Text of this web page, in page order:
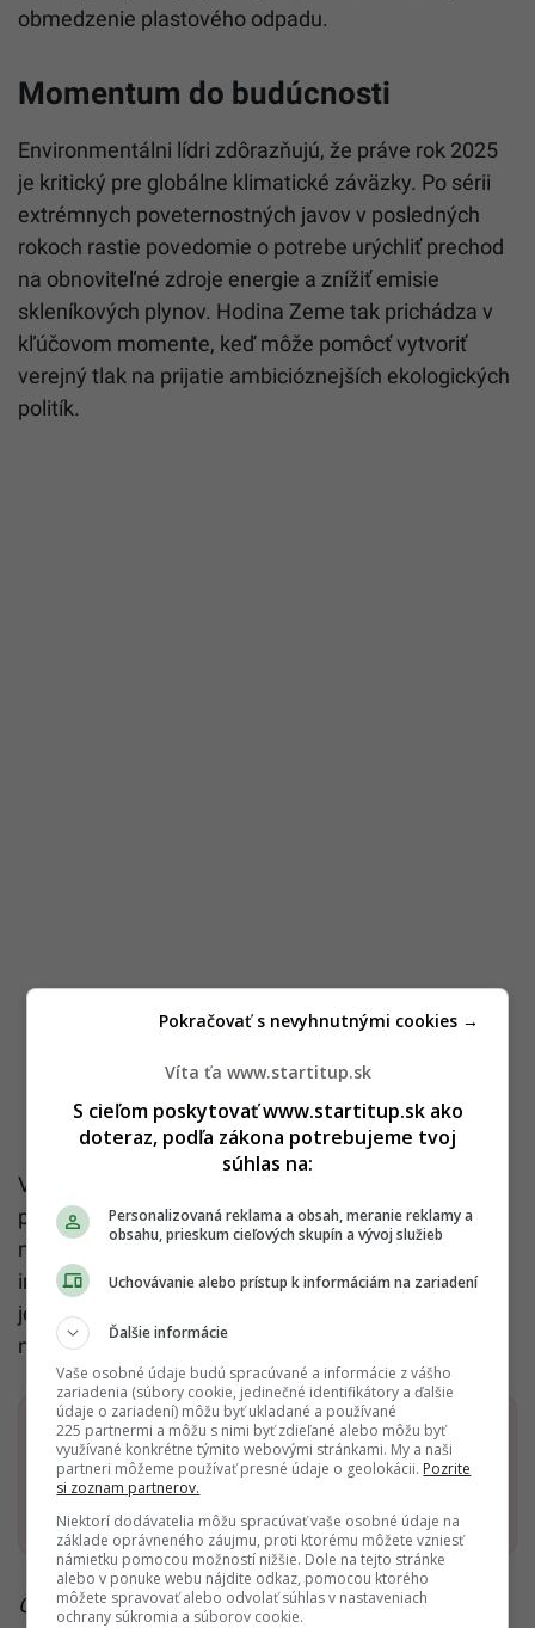
obmedzenie plastového odpadu.
Momentum do budúcnosti
Environmentálni lídri zdôrazňujú, že práve rok 2025
je kritický pre globálne klimatické záväzky. Po sérii
extrémnych poveternostných javov v posledných
rokoch rastie povedomie o potrebe urýchliť prechod
na obnoviteľné zdroje energie a znížiť emisie
skleníkových plynov. Hodina Zeme tak prichádza v
kľúčovom momente, keď môže pomôcť vytvoriť
verejný tlak na prijatie ambicióznejších ekologických
politík.
V čase, keď klimatická kríza naberá na intenzite,
predstavuje Hodina Zeme príležitosť zamyslieť sa
nad našou úlohou v ochrane životného prostredia a
inšpirovať sa k činnosti, ktorá presahuje rámec
jednej hodiny raz za rok. Pretože planéta si zaslúži
našu pozornosť a starostlivosť každý deň.
Dostaň Startitup do svojich Google odporúčaní
Pridať ako preferovaný zdroj
Čítaj viac z kategórie: Inovácie a Eko
Víta ťa www.startitup.sk
S cieľom poskytovať www.startitup.sk ako
doteraz, podľa zákona potrebujeme tvoj
súhlas na:
Personalizovaná reklama a obsah, meranie reklamy a
obsahu, prieskum cieľových skupín a vývoj služieb
Uchovávanie alebo prístup k informáciám na zariadení
Ďalšie informácie
Vaše osobné údaje budú spracúvané a informácie z vášho
zariadenia (súbory cookie, jedinečné identifikátory a ďalšie
údaje o zariadení) môžu byť ukladané a používané
225 partnermi a môžu s nimi byť zdieľané alebo môžu byť
využívané konkrétne týmito webovými stránkami. My a naši
partneri môžeme používať presné údaje o geolokácii. Pozrite
si zoznam partnerov.
Niektorí dodávatelia môžu spracúvať vaše osobné údaje na
základe oprávneného záujmu, proti ktorému môžete vzniesť
námietku pomocou možností nižšie. Dole na tejto stránke
alebo v ponuke webu nájdite odkaz, pomocou ktorého
môžete spravovať alebo odvolať súhlas v nastaveniach
ochrany súkromia a súborov cookie.
Pokračovať s nevyhnutnými cookies →